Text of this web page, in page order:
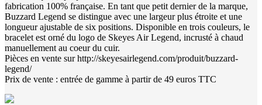
fabrication 100% française. En tant que petit dernier de la marque,
Buzzard Legend se distingue avec une largeur plus étroite et une
longueur ajustable de six positions. Disponible en trois couleurs, le
bracelet est orné du logo de Skeyes Air Legend, incrusté à chaud
manuellement au coeur du cuir.
Pièces en vente sur http://skeyesairlegend.com/produit/buzzard-
legend/
Prix de vente : entrée de gamme à partir de 49 euros TTC